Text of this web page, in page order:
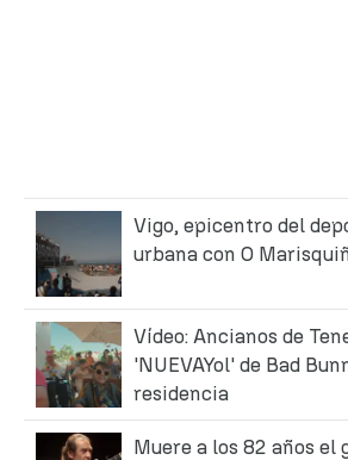
Vigo, epicentro del
urbana con O
Vídeo: Ancianos de
'NUEVAYol' de Bad
residencia
Muere a los 82 años